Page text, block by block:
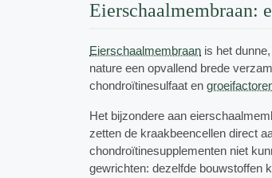
Eierschaalmembraan:
Eierschaalmembraan is het
nature een opvallend brede
chondroïtinesulfaat en
Het bijzondere aan
zetten de kraakbeencellen direct
chondroïtinesupplementen niet
gewrichten: dezelfde bouwstoffen